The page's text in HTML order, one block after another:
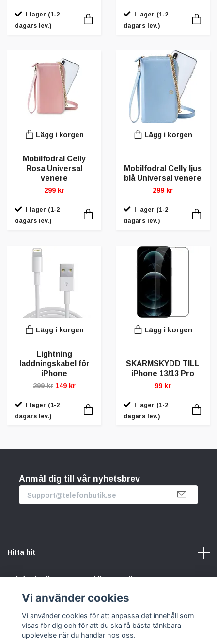
I lager (1-2
dagars lev.)
I lager (1-2
dagars lev.)
Lägg i korgen
Mobilfodral Celly
Rosa Universal
venere
299 kr
I lager (1-2
dagars lev.)
Lägg i korgen
Mobilfodral Celly ljus
blå Universal venere
299 kr
I lager (1-2
dagars lev.)
Lägg i korgen
Lightning
laddningskabel för
iPhone
299 kr 149 kr
I lager (1-2
dagars lev.)
Lägg i korgen
SKÄRMSKYDD TILL
iPhone 13/13 Pro
99 kr
I lager (1-2
dagars lev.)
Anmäl dig till vår nyhetsbrev
Hitta hit
Telefonbutik.se – Ge mobilen nytt liv. Spara pengar.
Sociala medier
Vi använder cookies
Vi använder cookies för att anpassa det innehåll som
visas för dig och för att du ska få bästa tänkbara
upplevelse när du handlar hos oss.